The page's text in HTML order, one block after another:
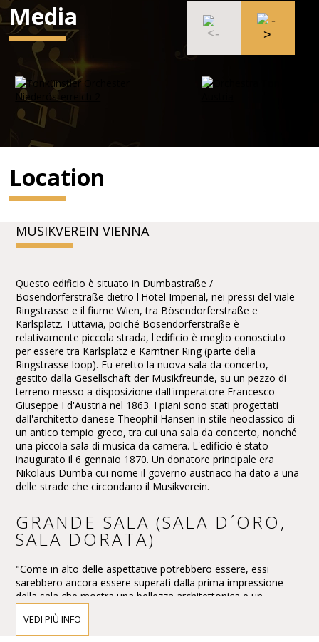
Media
Location
MUSIKVEREIN VIENNA
Questo edificio è situato in Dumbastraße /
Bösendorferstraße dietro l'Hotel Imperial, nei pressi del viale
Ringstrasse e il fiume Wien, tra Bösendorferstraße e
Karlsplatz. Tuttavia, poiché Bösendorferstraße è
relativamente piccola strada, l'edificio è meglio conosciuto
per essere tra Karlsplatz e Kärntner Ring (parte della
Ringstrasse loop). Fu eretto la nuova sala da concerto,
gestito dalla Gesellschaft der Musikfreunde, su un pezzo di
terreno messo a disposizione dall'imperatore Francesco
Giuseppe I d'Austria nel 1863. I piani sono stati progettati
dall'architetto danese Theophil Hansen in stile neoclassico di
un antico tempio greco, tra cui una sala da concerto, nonché
una piccola sala di musica da camera. L'edificio è stato
inaugurato il 6 gennaio 1870. Un donatore principale era
Nikolaus Dumba cui nome il governo austriaco ha dato a una
delle strade che circondano il Musikverein.
GRANDE SALA (SALA D´ORO,
SALA DORATA)
"Come in alto delle aspettative potrebbero essere, essi
sarebbero ancora essere superati dalla prima impressione
della sala che mostra una bellezza architettonica e un
Questa è stata la reazione della stampa per l'apertura del
nuovo edificio Musikverein e il primo concerto nella Großer
VEDI PIÙ INFO